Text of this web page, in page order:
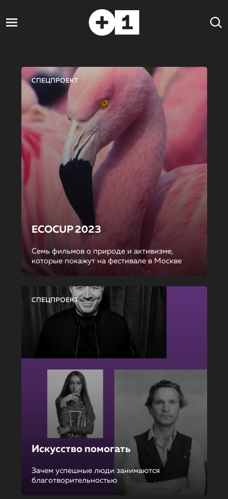
СПЕЦПРОЕКТ
ECOCUP 2023
Семь фильмов о природе и активизме,
которые покажут на фестивале в Москве
СПЕЦПРОЕКТ
Искусство помогать
Зачем успешные люди занимаются
благотворительностью